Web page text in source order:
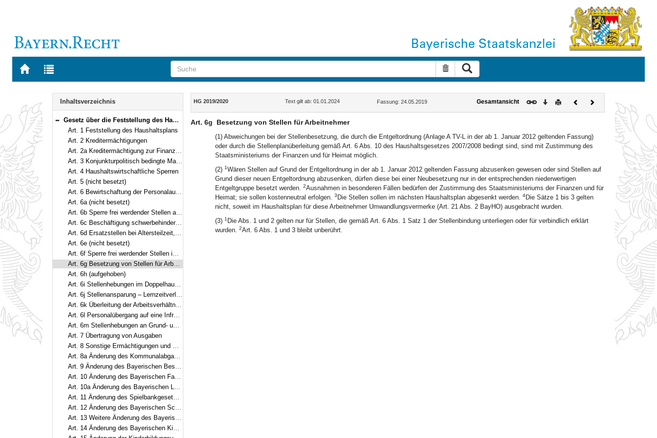
Zur
BAYERN.RECHT
Zur
letzten
Suche zurücksetzen
Navigation
Inhaltsverzeichnis
Bereich reduzieren
Gesetz über die Feststellung des Haushaltsplans des Freistaates Bayern für die Haushaltsjahre 2019 und 2020 (Haushaltsgesetz 2019/2020 – HG 2019/2020) Vom 24. Mai 2019 (GVBl. S. 266) BayRS 630-2-22-F (Art. 1–18)
Art. 1 Feststellung des Haushaltsplans
Art. 2 Kreditermächtigungen
Art. 2a Kreditermächtigung zur Finanzierung von Kapitel 13 19 – Sonderfonds Corona-Pandemie
Art. 3 Konjunkturpolitisch bedingte Maßnahmen
Art. 4 Haushaltswirtschaftliche Sperren
Art. 5 (nicht besetzt)
Art. 6 Bewirtschaftung der Personalausgaben, Stellenbesetzung
Art. 6a (nicht besetzt)
Art. 6b Sperre frei werdender Stellen ab 2019
Art. 6c Beschäftigung schwerbehinderter Menschen
Art. 6d Ersatzstellen bei Altersteilzeit, begrenzter Dienstfähigkeit und bei Arbeitszeitmodellen
Art. 6e (nicht besetzt)
Art. 6f Sperre frei werdender Stellen im Rahmen der Verlängerung der Arbeitszeit der Arbeitnehmer
Art. 6g Besetzung von Stellen für Arbeitnehmer
Art. 6h (aufgehoben)
Art. 6i Stellenhebungen im Doppelhaushalt 2019/2020
Art. 6j Stellenansparung – Lernzeitverlängerung am Gymnasium
Art. 6k Überleitung der Arbeitsverhältnisse am Regensburger Centrum für Interventionelle Immunologie
Art. 6l Personalübergang auf eine Infrastrukturgesellschaft für Autobahnen und andere Bundesstraßen
Art. 6m Stellenhebungen an Grund- und Mittelschulen
Art. 7 Übertragung von Ausgaben
Art. 8 Sonstige Ermächtigungen und Regelungen
Art. 8a Änderung des Kommunalabgabengesetzes
Art. 9 Änderung des Bayerischen Besoldungsgesetzes
Art. 10 Änderung des Bayerischen Familiengeldgesetzes
Art. 10a Änderung des Bayerischen Landespflegegeldgesetzes
Art. 11 Änderung des Spielbankgesetzes
Art. 12 Änderung des Bayerischen Schulfinanzierungsgesetzes
Art. 13 Weitere Änderung des Bayerischen Schulfinanzierungsgesetzes
Art. 14 Änderung des Bayerischen Kinderbildungs- und -betreuungsgesetzes
Inhalt
HG 2019/2020 Text gilt ab: 01.01.2024 Fassung: 24.05.2019 Gesamtansicht Download
DruckenVorherigesNächstes
Dokument
Art. 6g Besetzung von Stellen für Arbeitnehmer
(1) Abweichungen bei der Stellenbesetzung, die durch die Entgeltordnung (Anlage A TV-L in der ab 1. Januar 2012 geltenden Fassung)
oder durch die Stellenplanüberleitung gemäß Art. 6 Abs. 10 des Haushaltsgesetzes 2007/2008 bedingt sind, sind mit Zustimmung des
Staatsministeriums der Finanzen und für Heimat möglich.
(2) 1Wären Stellen auf Grund der Entgeltordnung in der ab 1. Januar 2012 geltenden Fassung abzusenken gewesen oder sind Stellen auf
Grund dieser neuen Entgeltordnung abzusenken, dürfen diese bei einer Neubesetzung nur in der entsprechenden niederwertigen
Entgeltgruppe besetzt werden. 2Ausnahmen in besonderen Fällen bedürfen der Zustimmung des Staatsministeriums der Finanzen und für
Heimat; sie sollen kostenneutral erfolgen. 3 Die Stellen sollen im nächsten Haushaltsplan abgesenkt werden. 4Die Sätze 1 bis 3 gelten
nicht, soweit im Haushaltsplan für diese Arbeitnehmer Umwandlungsvermerke (Art. 21 Abs. 2 BayHO) ausgebracht wurden.
(3) 1 Die Abs. 1 und 2 gelten nur für Stellen, die gemäß Art. 6 Abs. 1 Satz 1 der Stellenbindung unterliegen oder für verbindlich erklärt
wurden. 2Art. 6 Abs. 1 und 3 bleibt unberührt.